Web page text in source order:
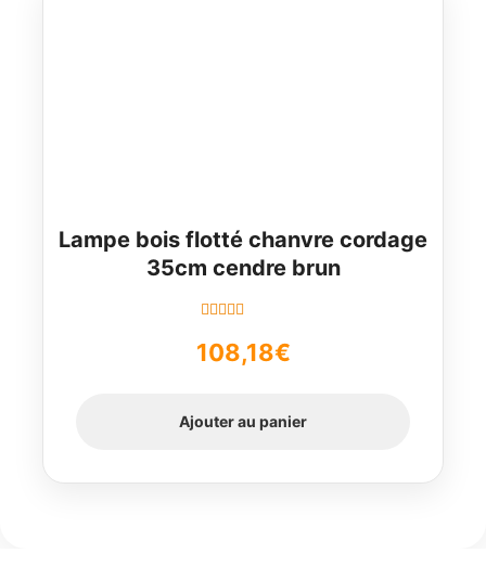
Lampe bois flotté chanvre cordage
35cm cendre brun
5
108,18€
Ajouter au panier